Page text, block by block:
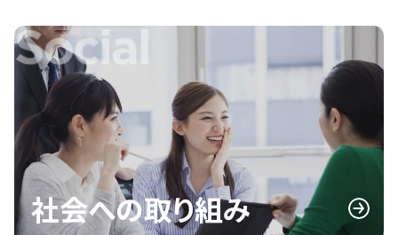
社会への取り組み